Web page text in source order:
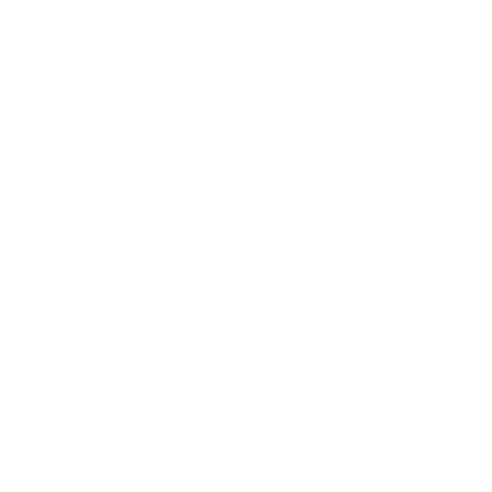
Arasa. Leia nossos conteúdos!
Arasa. Leia nossos conteúdos!